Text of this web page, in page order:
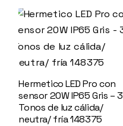
Hermetico LED Pro con
sensor 20W IP65 Gris – 3
Tonos de luz cálida/
neutra/ fría 148375